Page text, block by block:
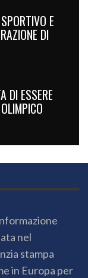
E
DI
DI ESSERE
nel
stampa
in Europa per